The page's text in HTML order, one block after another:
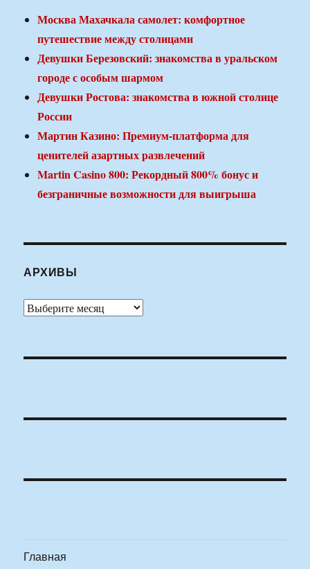
Москва Махачкала самолет: комфортное
путешествие между столицами
Девушки Березовский: знакомства в уральском
городе с особым шармом
Девушки Ростова: знакомства в южной столице
России
Мартин Казино: Премиум-платформа для
ценителей азартных развлечений
Martin Casino 800: Рекордный 800% бонус и
безграничные возможности для выигрыша
АРХИВЫ
Архивы
Главная